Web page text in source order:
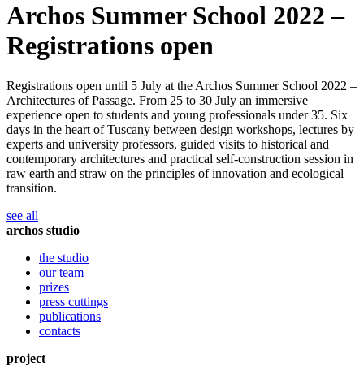
Archos Summer School 2022 –
Registrations open
Registrations open until 5 July at the Archos Summer School 2022 –
Architectures of Passage. From 25 to 30 July an immersive
experience open to students and young professionals under 35. Six
days in the heart of Tuscany between design workshops, lectures by
experts and university professors, guided visits to historical and
contemporary architectures and practical self-construction session in
raw earth and straw on the principles of innovation and ecological
transition.
see all
archos studio
the studio
our team
prizes
press cuttings
publications
contacts
project